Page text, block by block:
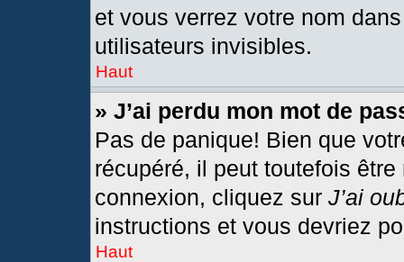
et vous verrez votre nom
utilisateurs invisibles.
Haut
» J’ai perdu mon mot de
Pas de panique! Bien que
récupéré, il peut toutefois
connexion, cliquez sur J’ai
instructions et vous devriez
Haut